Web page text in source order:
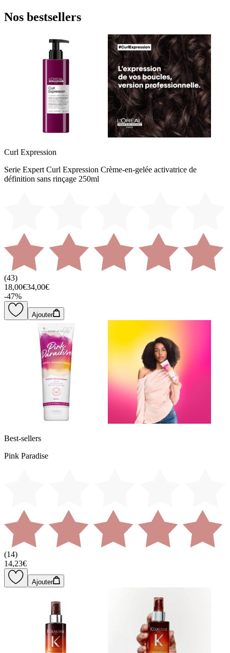
Nos bestsellers
Curl Expression
Serie Expert Curl Expression Crème-en-gelée activatrice de
définition sans rinçage 250ml
(43)
18,00€34,00€
-47%
Ajouter
Best-sellers
Pink Paradise
(14)
14,23€
Ajouter